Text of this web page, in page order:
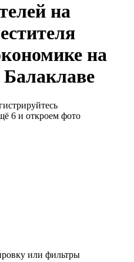
на
на
6 и откроем фото
или фильтры